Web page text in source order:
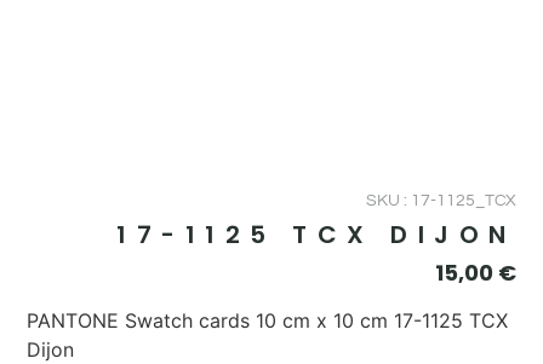
SKU : 17-1125_TCX
17-1125 TCX DIJON
15,00 €
PANTONE Swatch cards 10 cm x 10 cm 17-1125 TCX
Dijon